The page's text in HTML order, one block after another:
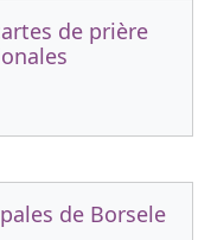
de prière
de Borsele